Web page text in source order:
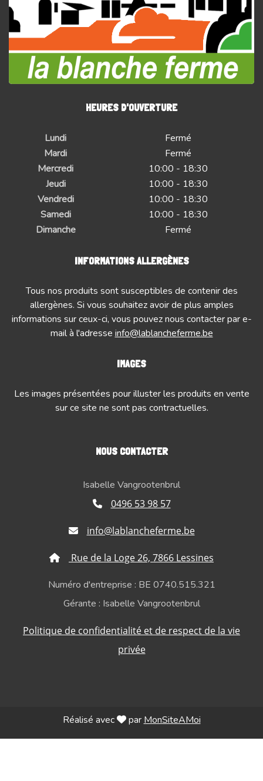
HEURES D'OUVERTURE
Lundi
Fermé
Mardi
Fermé
Mercredi
10:00 - 18:30
Jeudi
10:00 - 18:30
Vendredi
10:00 - 18:30
Samedi
10:00 - 18:30
Dimanche
Fermé
INFORMATIONS ALLERGÈNES
Tous nos produits sont susceptibles de contenir des
allergènes. Si vous souhaitez avoir de plus amples
informations sur ceux-ci, vous pouvez nous contacter par e-
mail à l'adresse info@lablancheferme.be
IMAGES
Les images présentées pour illuster les produits en vente
sur ce site ne sont pas contractuelles.
NOUS CONTACTER
Isabelle Vangrootenbrul
0496 53 98 57
info@lablancheferme.be
Rue de la Loge 26, 7866 Lessines
Numéro d'entreprise : BE 0740.515.321
Gérante : Isabelle Vangrootenbrul
Politique de confidentialité et de respect de la vie
privée
Réalisé avec par MonSiteAMoi